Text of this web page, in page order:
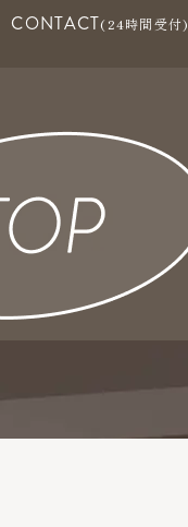
CONTACT(24時間受付)